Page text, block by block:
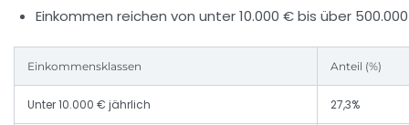
Einkommen reichen von unter 10.000 € bis über
Einkommensklassen Anteil (%)
Unter 10.000 € jährlich 27,3%